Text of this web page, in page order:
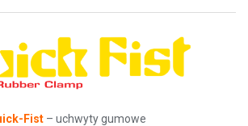
Fist – uchwyty gumowe